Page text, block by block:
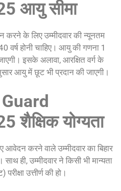
आयु सीमा
करने के लिए उम्मीदवार की न्यूनतम
होनी चाहिए। आयु की गणना 1
इसके अलावा, आरक्षित वर्ग के
आयु में छूट भी प्रदान की जाएगी।
शैक्षिक योग्यता
आवेदन करने वाले उम्मीदवार का बिहार
साथ ही, उम्मीदवार ने किसी भी मान्यता
उत्तीर्ण की हो।